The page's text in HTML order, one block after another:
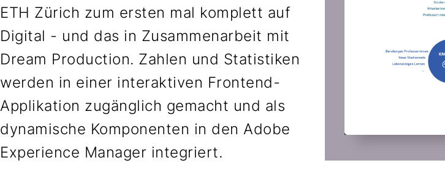
ETH Zürich zum ersten mal komplett auf
Digital - und das in Zusammenarbeit mit
Dream Production. Zahlen und Statistiken
werden in einer interaktiven Frontend-
Applikation zugänglich gemacht und als
dynamische Komponenten in den Adobe
Experience Manager integriert.